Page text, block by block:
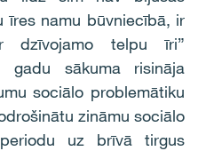
īres namu būvniecībā, ir
dzīvojamo telpu īri”
sākuma risināja
sociālo problemātiku
zināmu sociālo
uz brīvā tirgus